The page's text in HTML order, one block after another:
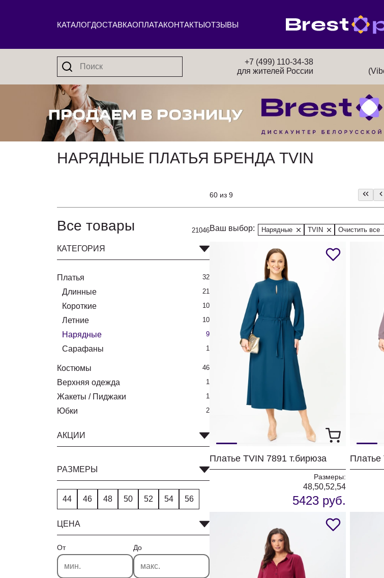
КАТАЛОГДОСТАВКАОПЛАТАКОНТАКТЫОТЗЫВЫ
+7 (499) 110-34-38
для жителей России
НАРЯДНЫЕ ПЛАТЬЯ БРЕНДА TVIN
60 из 9
Все товары 21046
КАТЕГОРИЯ
Платья 32
Длинные 21
Короткие 10
Летние 10
Нарядные 9
Сарафаны 1
Костюмы 46
Верхняя одежда 1
Жакеты / Пиджаки 1
Юбки 2
АКЦИИ
РАЗМЕРЫ
44 46 48 50 52 54 56
ЦЕНА
От До
Ваш выбор: Нарядные TVIN Очистить все
Платье TVIN 7891 т.бирюза
Размеры:
48,50,52,54
5423 руб.
Платье